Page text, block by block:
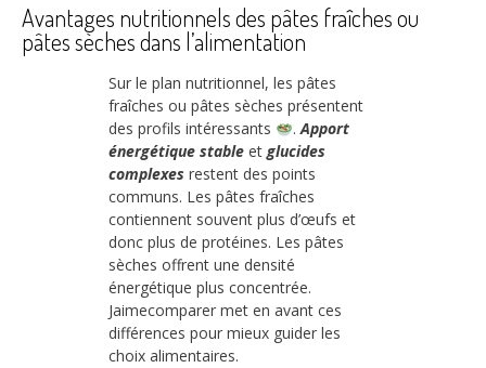
Avantages nutritionnels des pâtes fraîches ou
pâtes sèches dans l’alimentation
Sur le plan nutritionnel, les pâtes
fraîches ou pâtes sèches présentent
des profils intéressants
.Apport
énergétique stable etglucides
complexes restent des points
communs. Les pâtes fraîches
contiennent souvent plus d’œufs et
donc plus de protéines. Les pâtes
sèches offrent une densité
énergétique plus concentrée.
Jaimecomparer met en avant ces
différences pour mieux guider les
choix alimentaires.